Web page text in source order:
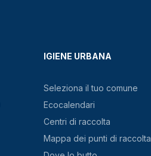
IGIENE URBANA
Seleziona il tuo comune
Ecocalendari
Centri di raccolta
Mappa dei punti di raccolta